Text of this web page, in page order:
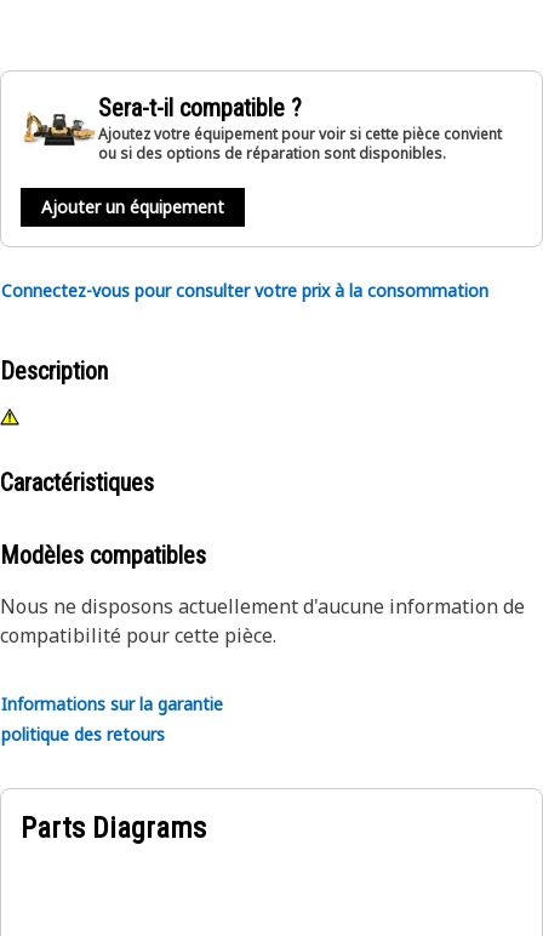
Sera-t-il compatible ?
Ajoutez votre équipement pour voir si cette pièce convient
ou si des options de réparation sont disponibles.
Ajouter un équipement
Connectez-vous pour consulter votre prix à la consommation
Description
Caractéristiques
Modèles compatibles
Nous ne disposons actuellement d'aucune information de
compatibilité pour cette pièce.
Informations sur la garantie
politique des retours
Parts Diagrams